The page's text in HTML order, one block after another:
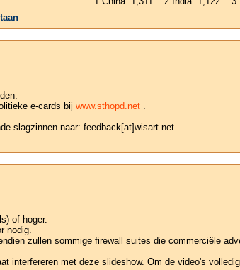
e-cards bij www.sthopd.net.
slagzinnen naar: feedback[at]wisart.net .
of hoger.
nodig.
zullen sommige firewall suites die commerciële
interfereren met deze slideshow. Om de video's